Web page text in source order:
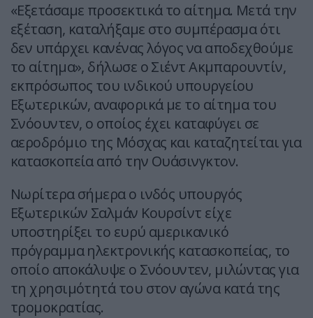
«Εξετάσαμε προσεκτικά το αίτημα. Μετά την
εξέταση, καταλήξαμε στο συμπέρασμα ότι
δεν υπάρχει κανένας λόγος να αποδεχθούμε
το αίτημα», δήλωσε ο Σιέντ Ακμπαρουντίν,
εκπρόσωπος του ινδικού υπουργείου
Εξωτερικών, αναφορικά με το αίτημα του
Σνόουντεν, ο οποίος έχει καταφύγει σε
αεροδρόμιο της Μόσχας και καταζητείται για
κατασκοπεία από την Ουάσινγκτον.
Νωρίτερα σήμερα ο ινδός υπουργός
Εξωτερικών Σαλμάν Κουρσίντ είχε
υποστηρίξει το ευρύ αμερικανικό
πρόγραμμα ηλεκτρονικής κατασκοπείας, το
οποίο αποκάλυψε ο Σνόουντεν, μιλώντας για
τη χρησιμότητά του στον αγώνα κατά της
τρομοκρατίας.